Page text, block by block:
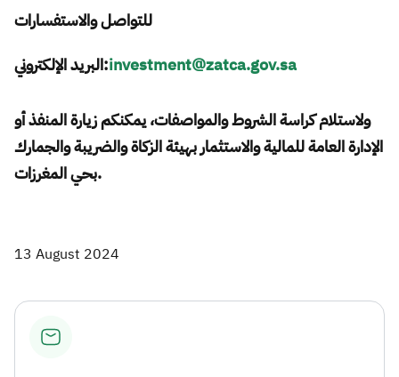
للتواصل والاستفسارات
البريد الإلكتروني:investment@zatca.gov.sa
ولاستلام كراسة الشروط والمواصفات، يمكنكم زيارة المنفذ أو
الإدارة العامة للمالية والاستثمار بهيئة الزكاة والضريبة والجمارك
بحي المغرزات.​
13 August 2024